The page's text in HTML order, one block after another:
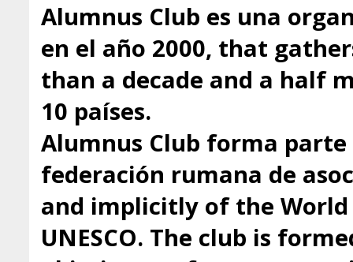
Alumnus Club es una
en el año 2000, that
than a decade and a half
10 países.
Alumnus Club forma parte
federación rumana de
and implicitly of the
UNESCO. The club is